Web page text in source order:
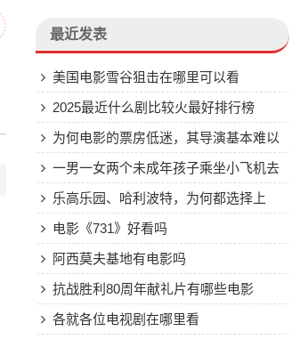
最近发表
美国电影雪谷狙击在哪里可以看
2025最近什么剧比较火最好排行榜
为何电影的票房低迷，其导演基本难以
在影视行业立足
一男一女两个未成年孩子乘坐小飞机去
服刑，途中飞机坠落在湖边飞行员死了是
什么电影？
乐高乐园、哈利波特，为何都选择上
海？电影《731》好看吗
阿西莫夫基地有电影吗
抗战胜利80周年献礼片有哪些电影
各就各位电视剧在哪里看